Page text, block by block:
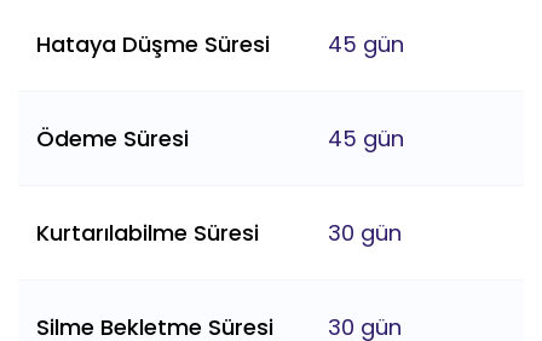
Hataya Düşme Süresi 45 gün
Ödeme Süresi 45 gün
Kurtarılabilme Süresi 30 gün
Silme Bekletme Süresi 30 gün